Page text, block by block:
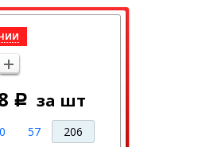
Р за шт
57 206